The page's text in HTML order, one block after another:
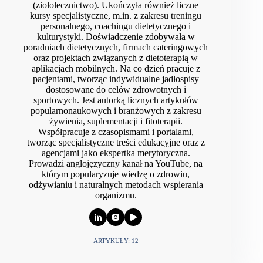
https://www.cambridge.org/core/journals/journal-of-
agricultural-science/article/abs/does-the-time-of-
microencapsulated-sodium-butyrate-supplementation-have-
any-effect-on-the-growth-performance-and-health-of-holstein-
dairy-calves/8E1D384E0DFC2AB22870AEA0350EB223
https://pubmed.ncbi.nlm.nih.gov/40565024/
https://www.sciencedirect.com/science/article/pii/S026156142
2003843
https://pubmed.ncbi.nlm.nih.gov/37242159/
https://www.mayoclinic.org/drugs-supplements/sodium-
phenylbutyrate-oral-route/description/drg-20066057
https://ajp.amjpathol.org/article/S0002-
9440%2823%2900238-9/fulltext
https://lipidworld.biomedcentral.com/articles/10.1186/s12944-
(ziołolecznictwo). Ukończyła również liczne
kursy specjalistyczne, m.in. z zakresu treningu
personalnego, coachingu dietetycznego i
kulturystyki. Doświadczenie zdobywała w
poradniach dietetycznych, firmach cateringowych
oraz projektach związanych z dietoterapią w
aplikacjach mobilnych. Na co dzień pracuje z
pacjentami, tworząc indywidualne jadłospisy
dostosowane do celów zdrowotnych i
sportowych. Jest autorką licznych artykułów
popularnonaukowych i branżowych z zakresu
żywienia, suplementacji i fitoterapii.
Współpracuje z czasopismami i portalami,
tworząc specjalistyczne treści edukacyjne oraz z
agencjami jako ekspertka merytoryczna.
Prowadzi anglojęzyczny kanał na YouTube, na
którym popularyzuje wiedzę o zdrowiu,
odżywianiu i naturalnych metodach wspierania
organizmu.
ARTYKUŁY: 12